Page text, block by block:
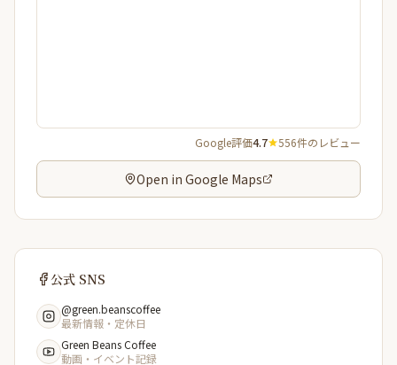
Google評価4.7 556件のレビュー
Open in Google Maps
公式 SNS
@green.beanscoffee
最新情報・定休日
Green Beans Coffee
動画・イベント記録